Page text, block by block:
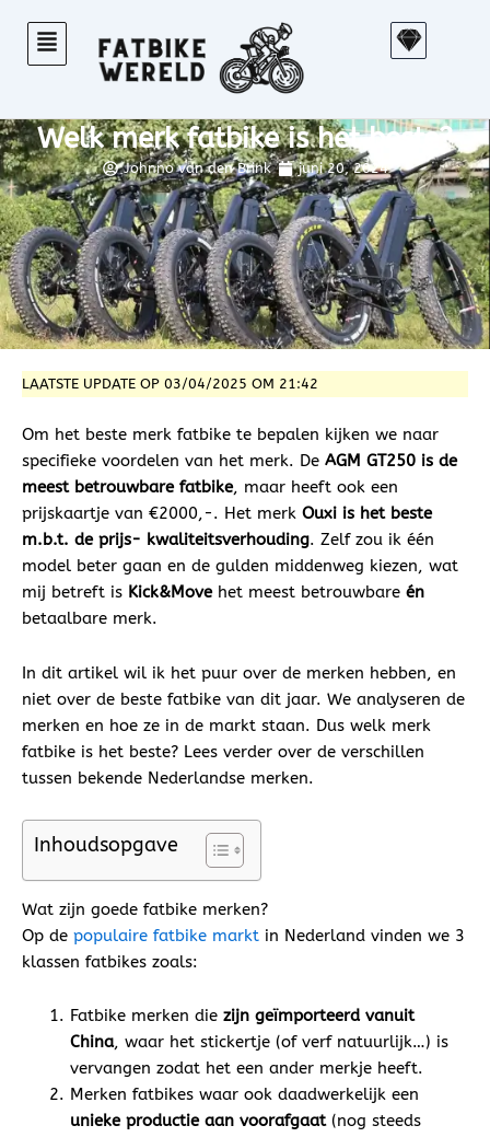
S
k
t
c
h
Welk merk fatbike is het beste?
Johnno van den Brink juni 20, 2024
LAATSTE UPDATE OP 03/04/2025 OM 21:42
Om het beste merk fatbike te bepalen kijken we naar
specifieke voordelen van het merk. De AGM GT250 is de
meest betrouwbare fatbike, maar heeft ook een
prijskaartje van €2000,-. Het merk Ouxi is het beste
m.b.t. de prijs- kwaliteitsverhouding. Zelf zou ik één
model beter gaan en de gulden middenweg kiezen, wat
mij betreft is Kick&Movehet meest betrouwbare én
betaalbare merk.
In dit artikel wil ik het puur over de merken hebben, en
niet over de beste fatbike van dit jaar. We analyseren de
merken en hoe ze in de markt staan. Dus welk merk
fatbike is het beste? Lees verder over de verschillen
tussen bekende Nederlandse merken.
Inhoudsopgave
Wat zijn goede fatbike merken?
Op de populaire fatbike markt in Nederland vinden we 3
klassen fatbikes zoals:
Fatbike merken die zijn geïmporteerd vanuit
China, waar het stickertje (of verf natuurlijk…) is
vervangen zodat het een ander merkje heeft.
Merken fatbikes waar ook daadwerkelijk een
unieke productie aan voorafgaat(nog steeds